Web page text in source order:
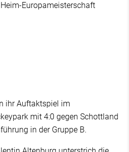
Europameisterschaft
ihr Auftaktspiel im
mit 4:0 gegen Schottland
in der Gruppe B.